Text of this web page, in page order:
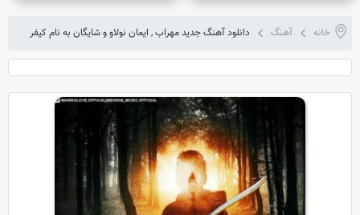
خانه آهنگ دانلود آهنگ جدید مهراب , ایمان نولاو و شایگان به نام کیفر